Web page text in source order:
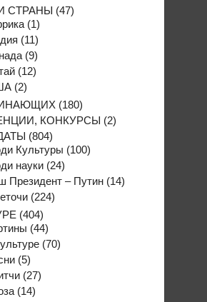
СТРАНЫ (47)
(1)
(11)
(9)
(12)
(2)
(180)
КОНКУРСЫ (2)
(804)
Культуры (100)
науки (24)
Президент – Путин (14)
(224)
(404)
(44)
(70)
(5)
(27)
(14)